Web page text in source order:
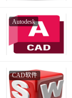
Autodesk
CAD软件